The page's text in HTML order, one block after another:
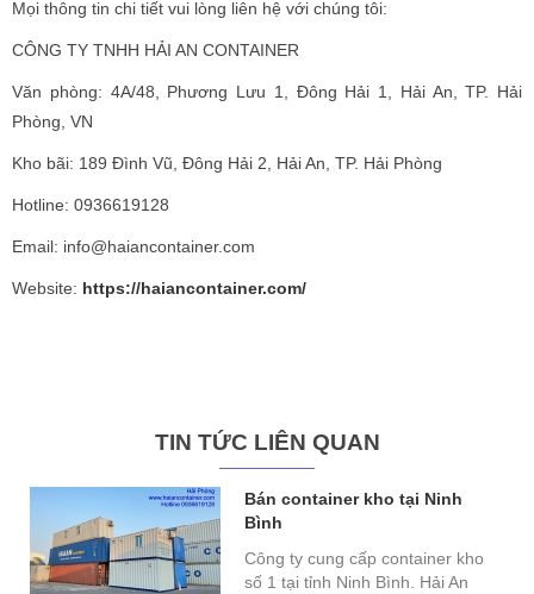
Mọi thông tin chi tiết vui lòng liên hệ với chúng tôi:
CÔNG TY TNHH HẢI AN CONTAINER
Văn phòng: 4A/48, Phương Lưu 1, Đông Hải 1, Hải An, TP. Hải
Phòng, VN
Kho bãi: 189 Đình Vũ, Đông Hải 2, Hải An, TP. Hải Phòng
Hotline: 0936619128
Email: info@haiancontainer.com
Website: https://haiancontainer.com/
TIN TỨC LIÊN QUAN
Bán container kho tại Ninh
Bình
Công ty cung cấp container kho
số 1 tại tỉnh Ninh Bình. Hải An